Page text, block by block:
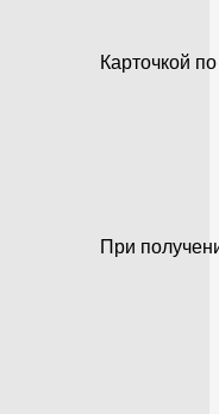
Карточкой
При